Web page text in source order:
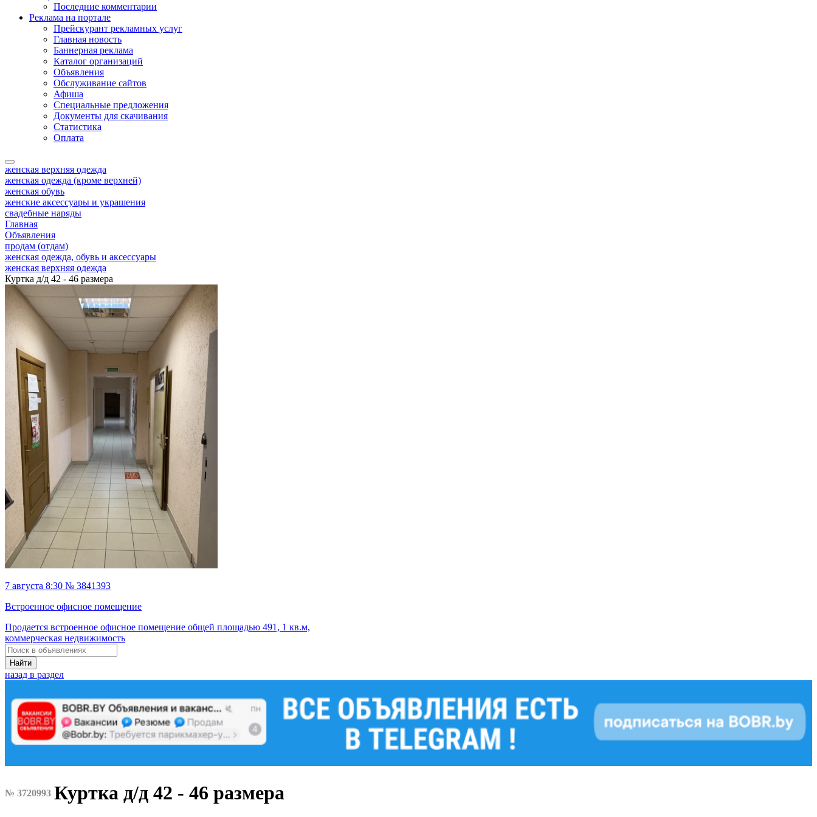
Последние комментарии
Реклама на портале
Прейскурант рекламных услуг
Главная новость
Баннерная реклама
Каталог организаций
Объявления
Обслуживание сайтов
Афиша
Специальные предложения
Документы для скачивания
Статистика
Оплата
женская верхняя одежда
женская одежда (кроме верхней)
женская обувь
женские аксессуары и украшения
свадебные наряды
Главная
Объявления
продам (отдам)
женская одежда, обувь и аксессуары
женская верхняя одежда
Куртка д/д 42 - 46 размера
7 августа 8:30 № 3841393
Встроенное офисное помещение
Продается встроенное офисное помещение общей площадью 491, 1 кв.м,
коммерческая недвижимость
Найти
назад в раздел
№ 3720993 Куртка д/д 42 - 46 размера